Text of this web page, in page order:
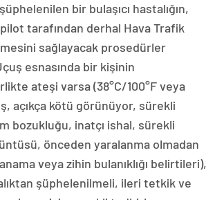
bir bulaşıcı hastalığın,
tarafından derhal Hava Trafik
sağlayacak prosedürler
esnasında bir kişinin
ateşi varsa (38°C/100°F veya
açıkça kötü görünüyor, sürekli
bozukluğu, inatçı ishal, sürekli
önceden yaralanma olmadan
veya zihin bulanıklığı belirtileri),
şüphelenilmeli, ileri tetkik ve